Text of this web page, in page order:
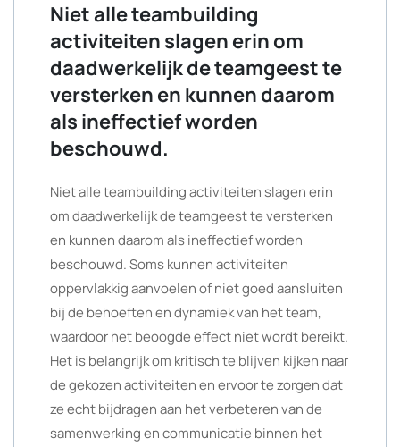
Niet alle teambuilding
activiteiten slagen erin om
daadwerkelijk de teamgeest te
versterken en kunnen daarom
als ineffectief worden
beschouwd.
Niet alle teambuilding activiteiten slagen erin
om daadwerkelijk de teamgeest te versterken
en kunnen daarom als ineffectief worden
beschouwd. Soms kunnen activiteiten
oppervlakkig aanvoelen of niet goed aansluiten
bij de behoeften en dynamiek van het team,
waardoor het beoogde effect niet wordt bereikt.
Het is belangrijk om kritisch te blijven kijken naar
de gekozen activiteiten en ervoor te zorgen dat
ze echt bijdragen aan het verbeteren van de
samenwerking en communicatie binnen het